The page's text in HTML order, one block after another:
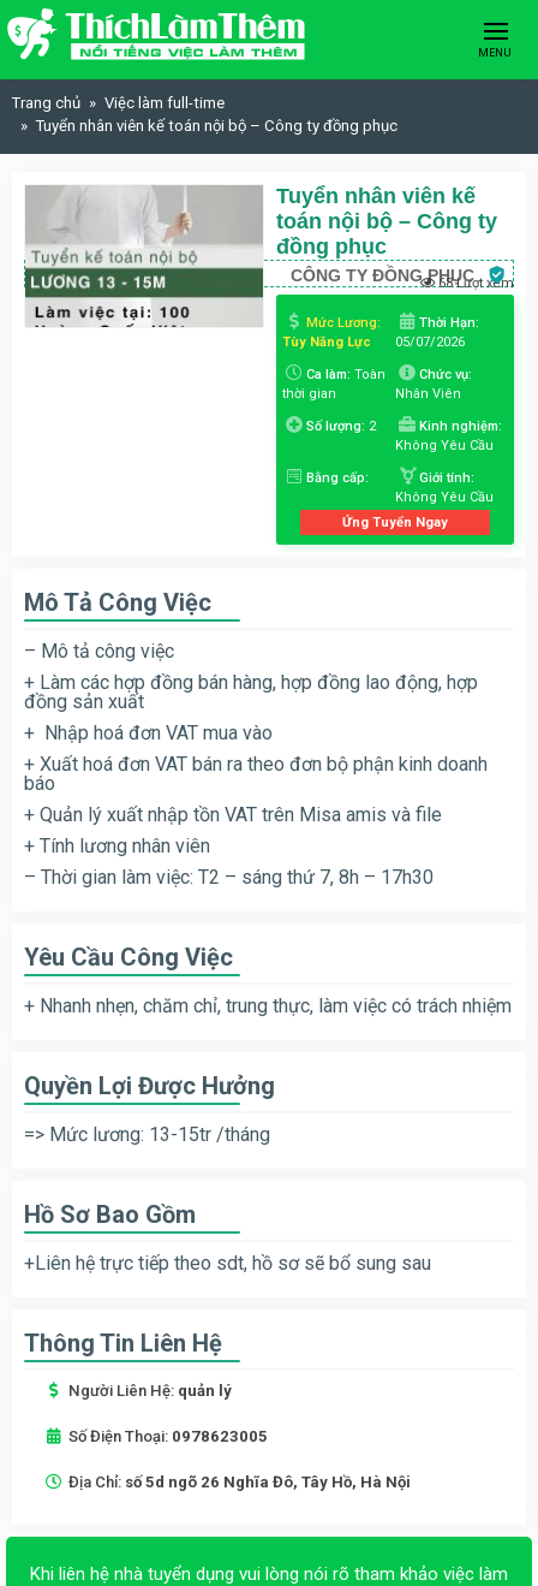
Skip to content
MENU
Trang chủ
Việc làm full-time
Tuyển nhân viên kế toán nội bộ – Công ty đồng phục
Tuyển nhân viên kế
toán nội bộ – Công ty
đồng phục
CÔNG TY ĐỒNG PHỤC68 Lượt xem
Mức Lương:
Tùy Năng Lực
Thời Hạn:
05/07/2026
Ca làm: Toàn
thời gian
Chức vụ:
Nhân Viên
Số lượng: 2
Kinh nghiệm:
Không Yêu Cầu
Bằng cấp:
Giới tính:
Không Yêu Cầu
Ứng Tuyển Ngay
Mô Tả Công Việc
– Mô tả công việc
+ Làm các hợp đồng bán hàng, hợp đồng lao động, hợp
đồng sản xuất
+ Nhập hoá đơn VAT mua vào
+ Xuất hoá đơn VAT bán ra theo đơn bộ phận kinh doanh
báo
+ Quản lý xuất nhập tồn VAT trên Misa amis và file
+ Tính lương nhân viên
– Thời gian làm việc: T2 – sáng thứ 7, 8h – 17h30
Yêu Cầu Công Việc
+ Nhanh nhẹn, chăm chỉ, trung thực, làm việc có trách nhiệm
Quyền Lợi Được Hưởng
=> Mức lương: 13-15tr /tháng
Hồ Sơ Bao Gồm
+Liên hệ trực tiếp theo sdt, hồ sơ sẽ bổ sung sau
Thông Tin Liên Hệ
Người Liên Hệ: quản lý
Số Điện Thoại: 0978623005
Địa Chỉ: số 5d ngõ 26 Nghĩa Đô, Tây Hồ, Hà Nội
Khi liên hệ nhà tuyển dụng vui lòng nói rõ tham khảo việc làm